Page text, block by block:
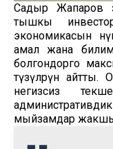
Садыр Жапаров
тышкы
экономикасын
амал жана
болгондорго
түзүлөрүн
негизсиз
мыйзамдар